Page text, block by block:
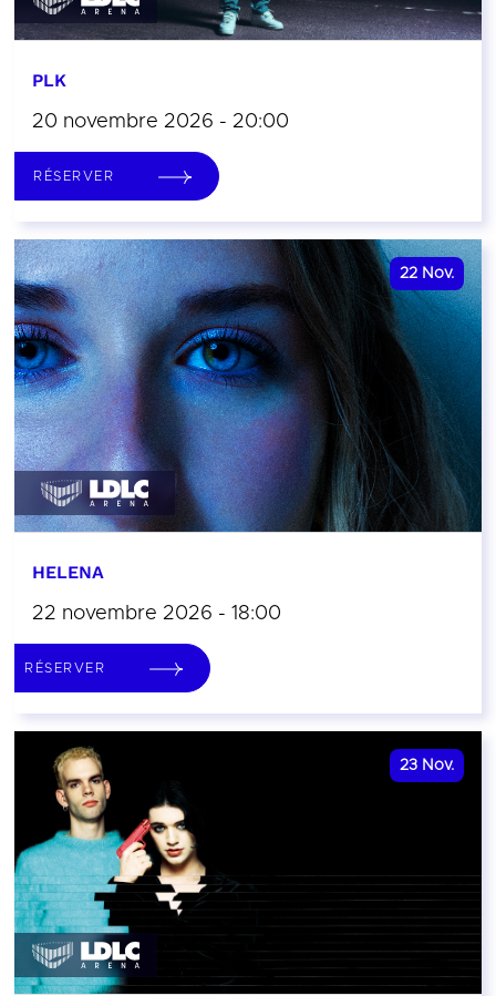
PLK
20 novembre 2026 - 20:00
RÉSERVER
22 Nov.
HELENA
22 novembre 2026 - 18:00
RÉSERVER
23 Nov.